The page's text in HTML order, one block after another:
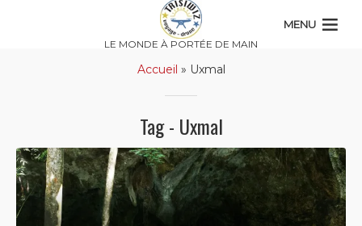
LE MONDE À PORTÉE DE MAIN
MENU
Accueil » Uxmal
Tag - Uxmal